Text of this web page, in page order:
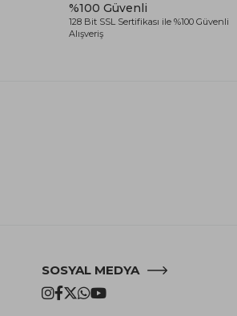
%100 Güvenli
128 Bit SSL Sertifikası ile %100 Güvenli
Alışveriş
SOSYAL MEDYA